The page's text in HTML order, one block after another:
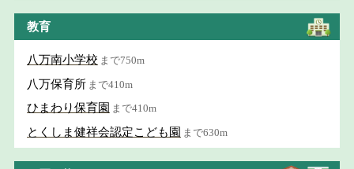
教育
八万南小学校 まで750m
八万保育所 まで410m
ひまわり保育園 まで410m
とくしま健祥会認定こども園 まで630m